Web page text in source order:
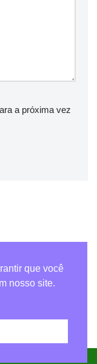
a próxima vez
de Uso
que você
nosso site.